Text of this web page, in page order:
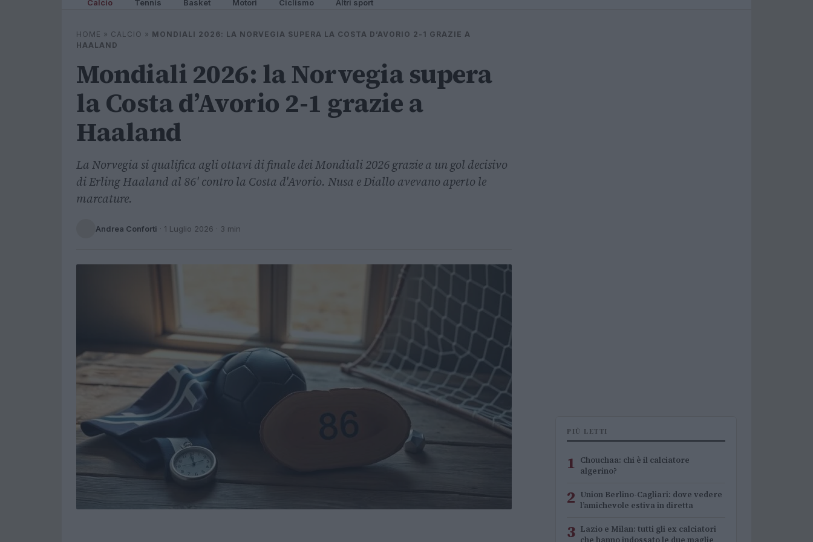
Calcio Tennis Basket Motori Ciclismo Altri sport
HOME » CALCIO » MONDIALI 2026: LA NORVEGIA SUPERA LA COSTA D’AVORIO 2-1 GRAZIE A
HAALAND
Mondiali 2026: la Norvegia supera
la Costa d’Avorio 2-1 grazie a
Haaland
La Norvegia si qualifica agli ottavi di finale dei Mondiali 2026 grazie a un gol decisivo
di Erling Haaland al 86' contro la Costa d'Avorio. Nusa e Diallo avevano aperto le
marcature.
Andrea Conforti · 1 Luglio 2026 · 3 min
PIÙ LETTI
1 Chouchaa: chi è il calciatore
algerino?
2 Union Berlino-Cagliari: dove vedere
l’amichevole estiva in diretta
3 Lazio e Milan: tutti gli ex calciatori
che hanno indossato le due maglie